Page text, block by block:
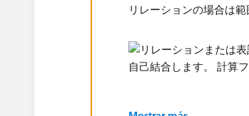
リレーションの場合は